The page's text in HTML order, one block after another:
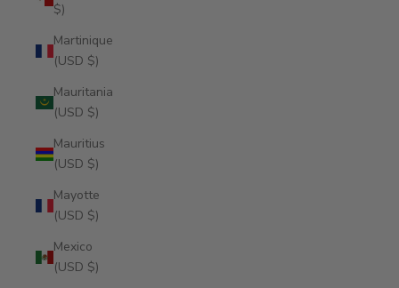
$)
Martinique
(USD $)
Mauritania
(USD $)
Mauritius
(USD $)
Mayotte
(USD $)
Mexico
(USD $)